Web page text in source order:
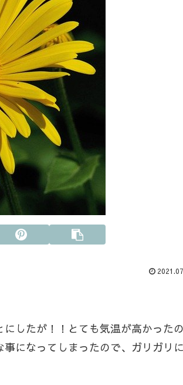
したが！！とても気温が高かったの
になってしまったので、ガリガリ